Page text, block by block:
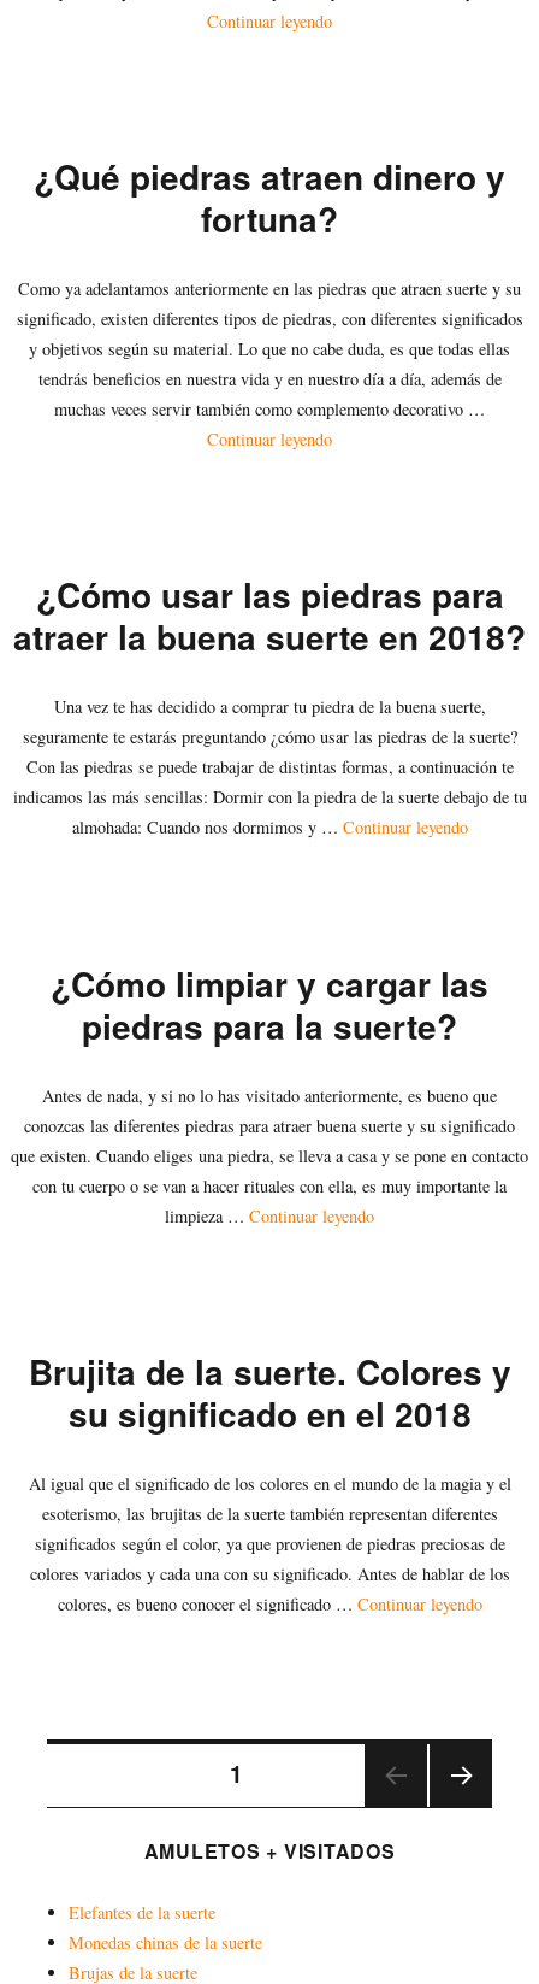
Continuar leyendo«¿Qué piedras atraen buena
¿Qué piedras atraen dinero y
fortuna?
Como ya adelantamos anteriormente en las piedras que atraen suerte y su
significado, existen diferentes tipos de piedras, con diferentes significados
y objetivos según su material. Lo que no cabe duda, es que todas ellas
tendrás beneficios en nuestra vida y en nuestro día a día, además de
muchas veces servir también como complemento decorativo …
Continuar leyendo«¿Qué piedras atraen dinero
¿Cómo usar las piedras para
atraer la buena suerte en 2018?
Una vez te has decidido a comprar tu piedra de la buena suerte,
seguramente te estarás preguntando ¿cómo usar las piedras de la suerte?
Con las piedras se puede trabajar de distintas formas, a continuación te
indicamos las más sencillas: Dormir con la piedra de la suerte debajo de tu
almohada: Cuando nos dormimos y … Continuar leyendo«¿Cómo
¿Cómo limpiar y cargar las
piedras para la suerte?
Antes de nada, y si no lo has visitado anteriormente, es bueno que
conozcas las diferentes piedras para atraer buena suerte y su significado
que existen. Cuando eliges una piedra, se lleva a casa y se pone en contacto
con tu cuerpo o se van a hacer rituales con ella, es muy importante la
limpieza … Continuar leyendo«¿Cómo limpiar y
Brujita de la suerte. Colores y
su significado en el 2018
Al igual que el significado de los colores en el mundo de la magia y el
esoterismo, las brujitas de la suerte también representan diferentes
significados según el color, ya que provienen de piedras preciosas de
colores variados y cada una con su significado. Antes de hablar de los
colores, es bueno conocer el significado … Continuar leyendo«Brujita
Navegación1
PRÓ
AMULETOS + VISITADOS
Elefantes de la suerte
Monedas chinas de la suerte
Brujas de la suerte